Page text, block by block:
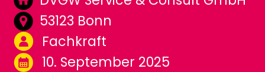
53123 Bonn
Fachkraft
10. September 2025